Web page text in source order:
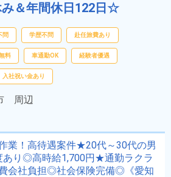
＆年間休日122日☆
問 学歴不問 赴任旅費あり
料 車通勤OK 経験者優遇
入社祝い金あり
周辺
業！高待遇案件★20代～30代の男
あり◎高時給1,700円★通勤ラクラ
会社負担◎社会保険完備◎《愛知